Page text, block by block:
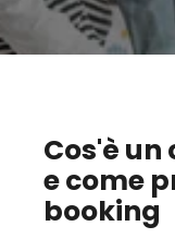
Cos'è
e come
booking